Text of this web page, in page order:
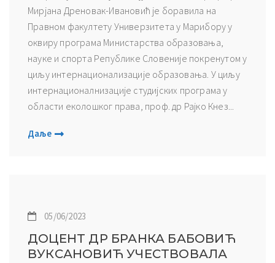
Мирјана Дреновак-Ивановић је боравила на
Правном факултету Универзитета у Марибору у
оквиру програма Министарства образовања,
науке и спорта Републике Словеније покренутом у
циљу интернационализације образовања. У циљу
интернационалнизације студијских програма у
области еколошког права, проф. др Рајко Кнез...
Даље
05/06/2023
ДОЦЕНТ ДР БРАНКА БАБОВИЋ
ВУКСАНОВИЋ УЧЕСТВОВАЛА